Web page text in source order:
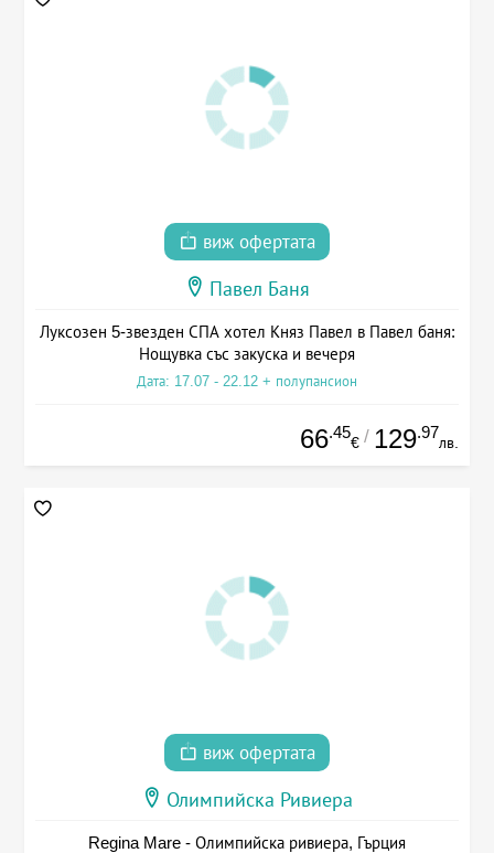
виж офертата
Павел Баня
Луксозен 5-звезден СПА хотел Княз Павел в Павел баня:
Нощувка със закуска и вечеря
Дата: 17.07 - 22.12 + полупансион
66.45
€ / 129.97
лв.
виж офертата
Олимпийска Ривиера
Regina Mare - Олимпийска ривиера, Гърция